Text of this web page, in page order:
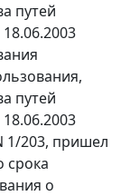
путей
путей
1/203, пришел
срока
о